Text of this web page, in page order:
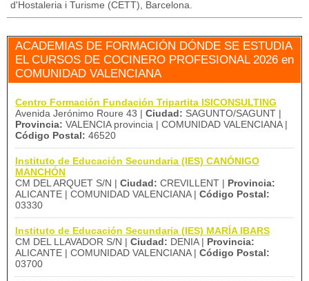
d'Hostaleria i Turisme (CETT), Barcelona.
ACADEMIAS DE FORMACIÓN DÓNDE SE ESTUDIA
EL CURSOS DE COCINERO PROFESIONAL 2026 en
COMUNIDAD VALENCIANA
Centro Formación Fundación Tripartita ISICONSULTING
Avenida Jerónimo Roure 43 | Ciudad: SAGUNTO/SAGUNT |
Provincia: VALENCIA provincia | COMUNIDAD VALENCIANA |
Código Postal: 46520
Instituto de Educación Secundaria (IES) CANÓNIGO
MANCHÓN
CM DEL ARQUET S/N | Ciudad: CREVILLENT | Provincia:
ALICANTE | COMUNIDAD VALENCIANA | Código Postal:
03330
Instituto de Educación Secundaria (IES) MARÍA IBARS
CM DEL LLAVADOR S/N | Ciudad: DENIA | Provincia:
ALICANTE | COMUNIDAD VALENCIANA | Código Postal:
03700